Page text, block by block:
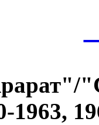
1963,